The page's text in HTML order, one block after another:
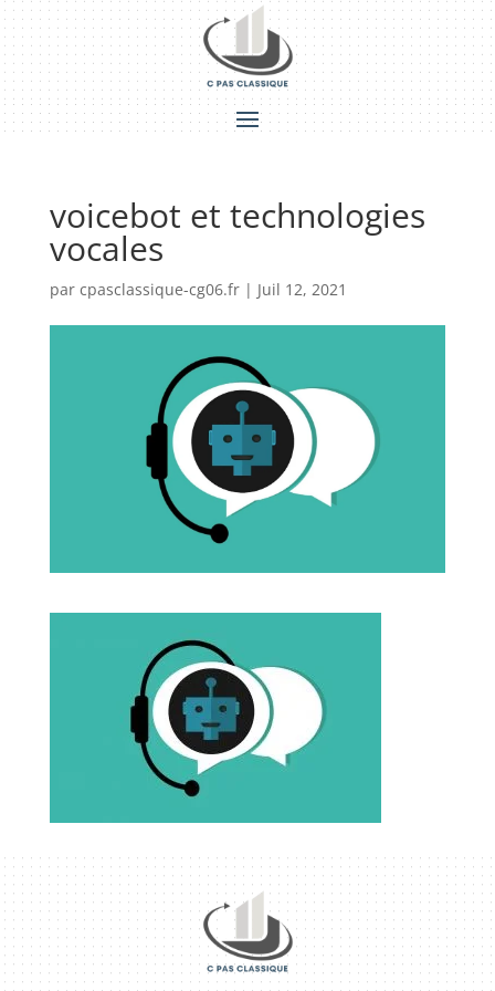
voicebot et technologies
vocales
par cpasclassique-cg06.fr| Juil 12, 2021